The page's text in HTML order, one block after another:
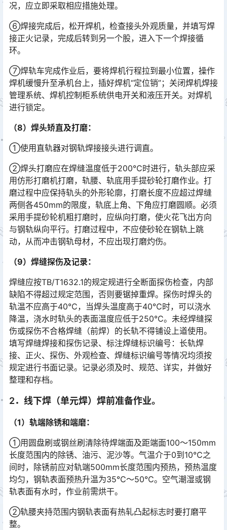
况，应立即采取相应措施处理。
⑥焊接完成后，松开焊机，检查接头外观质量，并填写焊
接正火记录，完成后转到另一个股，进入下一个焊接循
环。
⑦焊轨车完成作业后，要将焊机行程拉到最小位置，操作
焊机缓慢升至承机台上，插好焊机“定位销”；关闭焊机焊接
管理系统、焊机控制柜系统供电开关和液压开关。对焊机
进行锁定。󠅅󠅃󠄵󠅂󠄪󠇖󠆨󠆨󠇕󠆞󠆒󠅬󠇘󠆭󠆘󠇙󠆝󠅵󠇗󠆭󠆁󠄐󠇗󠅹󠅸󠇖󠆍󠅳󠇖󠅹󠅰󠇖󠆌󠅹
（8）焊头矫直及打磨：
①使用直轨器对钢轨焊接接头进行调直。
②焊头打磨应在焊缝温度低于200℃时进行，轨头部应采
用仿形打磨机打磨，轨腰、轨底用手提砂轮打磨作业。打
磨过程中应保持轨头的外形轮廓，打磨长度不应超过焊缝
两侧各450mm的限度，轨底上角、下角应打磨圆顺。必须
采用手提砂轮机粗打磨时，应纵向打磨，使火花飞出方向
与钢轨纵向平行。打磨过程中，不应使砂轮在钢轨上跳
动，从而冲击钢轨母材，不应出现打磨灼伤。󠅅󠅃󠄵󠅂󠄪󠇖󠆨󠆨󠇕󠆞󠆒󠅬󠇘󠆭󠆘󠇙󠆝󠅵󠇗󠆭󠆁󠄐󠇗󠅹󠅸󠇖󠆍󠅳󠇖󠅹󠅰󠇖󠆌󠅹
（9）焊缝探伤及记录：
焊缝应按TB/T1632.1的规定规进行全断面探伤检查，内部
缺陷不得超过规定范围，否则要锯掉重焊。探伤时焊头的
轨温不应高于40℃，当焊头温度高于40℃时，可以浇水
降温，浇水时轨头的表面温度应低于250℃。未经焊缝探
伤或探伤不合格焊缝（前焊）的长轨不得铺设上道使用。
填写焊缝焊接和探伤记录、标注焊缝标识编号：长轨焊
接、正火、探伤、外观检查、焊缝标识编号等情况均须按
规定进行书面记录。记录必须及时、规范、详实，并做好
整理和存档。󠅅󠅃󠄵󠅂󠄪󠇖󠆨󠆨󠇕󠆞󠆒󠅬󠇘󠆭󠆘󠇙󠆝󠅵󠇗󠆭󠆁󠄐󠇗󠅹󠅸󠇖󠆍󠅳󠇖󠅹󠅰󠇖󠆌󠅹
2．线下焊（单元焊）焊前准备作业。
（1）轨端除锈和端磨：
①用圆盘刷或钢丝刷清除待焊端面及距端面100～150mm
长度范围内的除锈、油污、泥沙等。气温介于0到10℃之
间时，除锈前应对轨端500mm长度范围内预热，预热温度
均匀，钢轨表面预热升温为35℃～50℃。空气潮湿或钢
轨表面有水时，作业前需烘干。󠅅󠅃󠄵󠅂󠄪󠇖󠆨󠆨󠇕󠆞󠆒󠅬󠇘󠆭󠆘󠇙󠆝󠅵󠇗󠆭󠆁󠄐󠇗󠅹󠅸󠇖󠆍󠅳󠇖󠅹󠅰󠇖󠆌󠅹
②轨腰夹持范围内钢轨表面有热轧凸起标志时要打磨平
整。